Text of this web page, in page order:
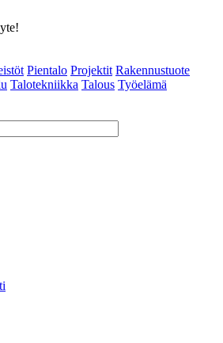
Pientalo Projektit Rakennustuote
Talotekniikka Talous Työelämä